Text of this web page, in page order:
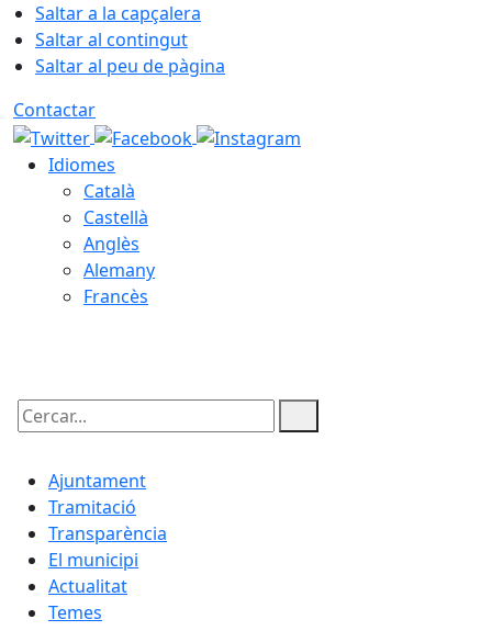
Saltar a la capçalera
Saltar al contingut
Saltar al peu de pàgina
Contactar
Idiomes
Català
Castellà
Anglès
Alemany
Francès
Cercar:
Ajuntament
Tramitació
Transparència
El municipi
Actualitat
Temes